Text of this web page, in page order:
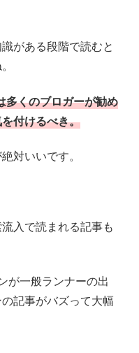
がある段階で読むと
多くのブロガーが勧め
付けるべき。
対いいです。
入で読まれる記事も
が一般ランナーの出
記事がバズって大幅